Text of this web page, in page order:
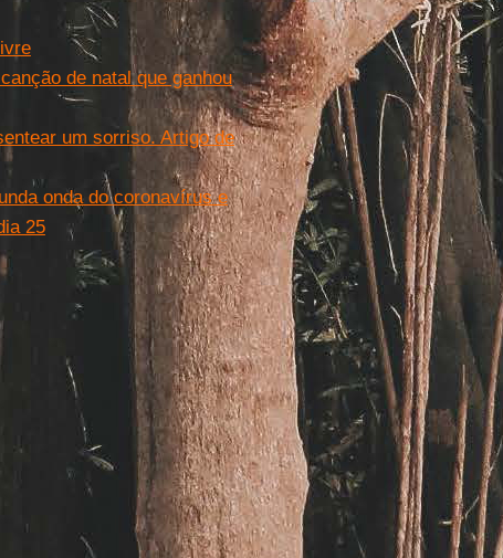
de natal que ganhou
um sorriso. Artigo de
onda do coronavírus e
25